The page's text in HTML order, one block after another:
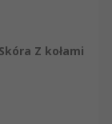
Z kołami